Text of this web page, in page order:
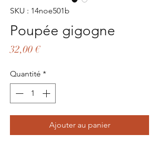
SKU : 14noe501b
Poupée gigogne
32,00 €Prix
Quantité *
Ajouter au panier